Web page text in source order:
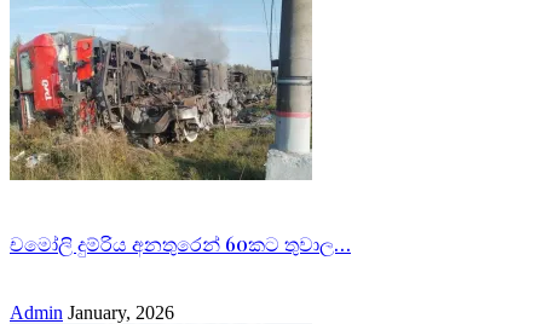
චමෝලි දුම්රිය අනතුරෙන් 60කට තුවාල…
Admin January, 2026